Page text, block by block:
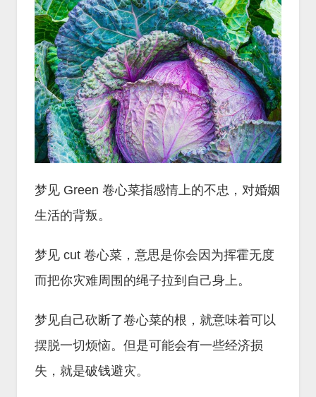
梦见 Green 卷心菜指感情上的不忠，对婚姻
生活的背叛。
梦见 cut 卷心菜，意思是你会因为挥霍无度
而把你灾难周围的绳子拉到自己身上。
梦见自己砍断了卷心菜的根，就意味着可以
摆脱一切烦恼。但是可能会有一些经济损
失，就是破钱避灾。